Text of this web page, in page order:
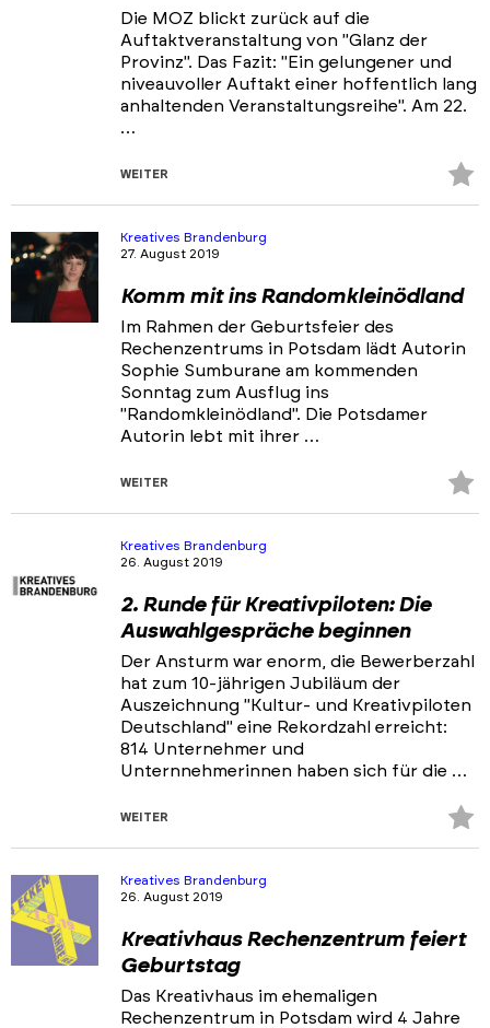
Die MOZ blickt zurück auf die
Auftaktveranstaltung von "Glanz der
Provinz". Das Fazit: "Ein gelungener und
niveauvoller Auftakt einer hoffentlich lang
anhaltenden Veranstaltungsreihe". Am 22.
…
WEITER
Kreatives Brandenburg
27. August 2019
Komm mit ins Randomkleinödland
Im Rahmen der Geburtsfeier des
Rechenzentrums in Potsdam lädt Autorin
Sophie Sumburane am kommenden
Sonntag zum Ausflug ins
"Randomkleinödland". Die Potsdamer
Autorin lebt mit ihrer …
WEITER
Kreatives Brandenburg
26. August 2019
2. Runde für Kreativpiloten: Die
Auswahlgespräche beginnen
Der Ansturm war enorm, die Bewerberzahl
hat zum 10-jährigen Jubiläum der
Auszeichnung "Kultur- und Kreativpiloten
Deutschland" eine Rekordzahl erreicht:
814 Unternehmer und
Unternnehmerinnen haben sich für die …
WEITER
Kreatives Brandenburg
26. August 2019
Kreativhaus Rechenzentrum feiert
Geburtstag
Das Kreativhaus im ehemaligen
Rechenzentrum in Potsdam wird 4 Jahre